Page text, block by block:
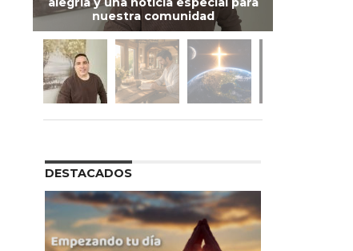
nuestra comunidad
DESTACADOS